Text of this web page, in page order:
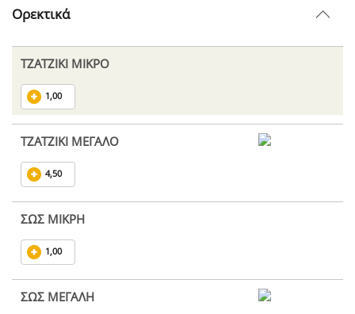
Ορεκτικά
ΤΖΑΤΖΙΚΙ ΜΙΚΡΟ
1,00
ΤΖΑΤΖΙΚΙ ΜΕΓΑΛΟ
4,50
ΣΩΣ ΜΙΚΡΗ
1,00
ΣΩΣ ΜΕΓΑΛΗ